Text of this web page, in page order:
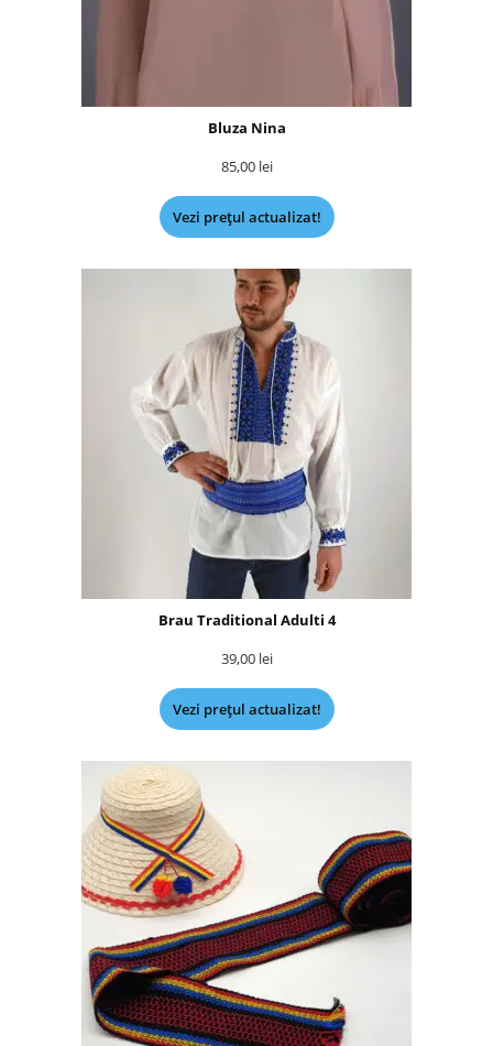
Bluza Nina
85,00 lei
Vezi prețul actualizat!
Brau Traditional Adulti 4
39,00 lei
Vezi prețul actualizat!